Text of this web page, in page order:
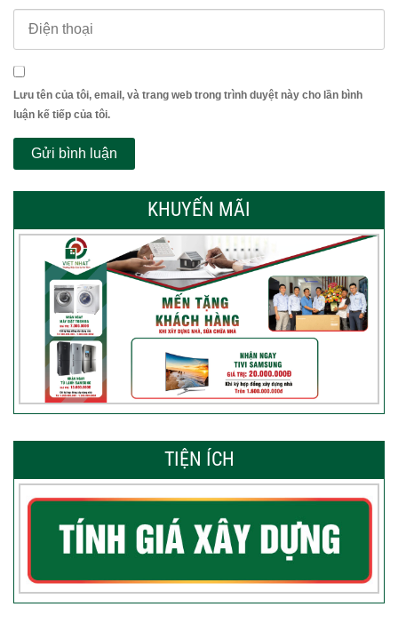
Lưu tên của tôi, email, và trang web trong trình duyệt này cho lần bình
luận kế tiếp của tôi.
KHUYẾN MÃI
TIỆN ÍCH